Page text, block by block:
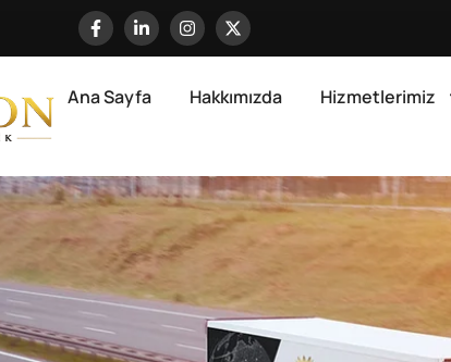
Ana Sayfa Hakkımızda Hizmetlerimiz